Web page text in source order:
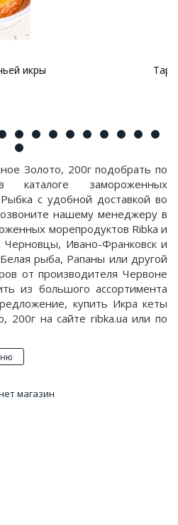
с авокадо и красной икрой
Золото, 200г подобрать по
замороженных
с удобной доставкой во
нашему менеджеру в
морепродуктов Ribka и
Ивано-Франковск и
рыба, Рапаны или другой
от производителя Червоне
из большого ассортимента
купить Икра кеты
200г на сайте ribka.ua или по
магазин